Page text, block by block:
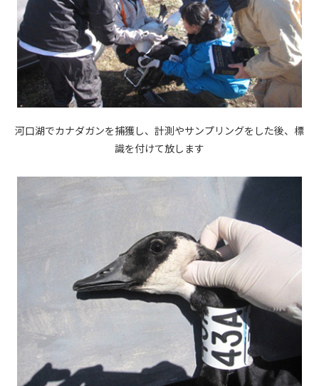
河口湖でカナダガンを捕獲し、計測やサンプリングをした後、標
識を付けて放します